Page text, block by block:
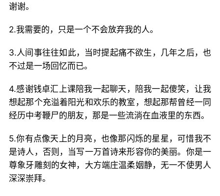
谢谢。
2.我需要的，只是一个不会放弃我的人。
3.人间事往往如此，当时提起痛不欲生，几年之后，也
不过是一场回忆而已。
4.感谢钱卓汇上课陪我一起聊天，陪我一起傻笑，让我
想起那个充溢着阳光和欢乐的教室，想起那帮曾经一同
经历中考鞭尸的朋友，那是一些流淌在血液里的东西。
5.你有点像天上的月亮，也像那闪烁的星星，可惜我不
是诗人，否则，当写一万首诗来形容你的美丽。你是一
尊象牙雕刻的女神，大方端庄温柔姻静，无一不使男人
深深崇拜。